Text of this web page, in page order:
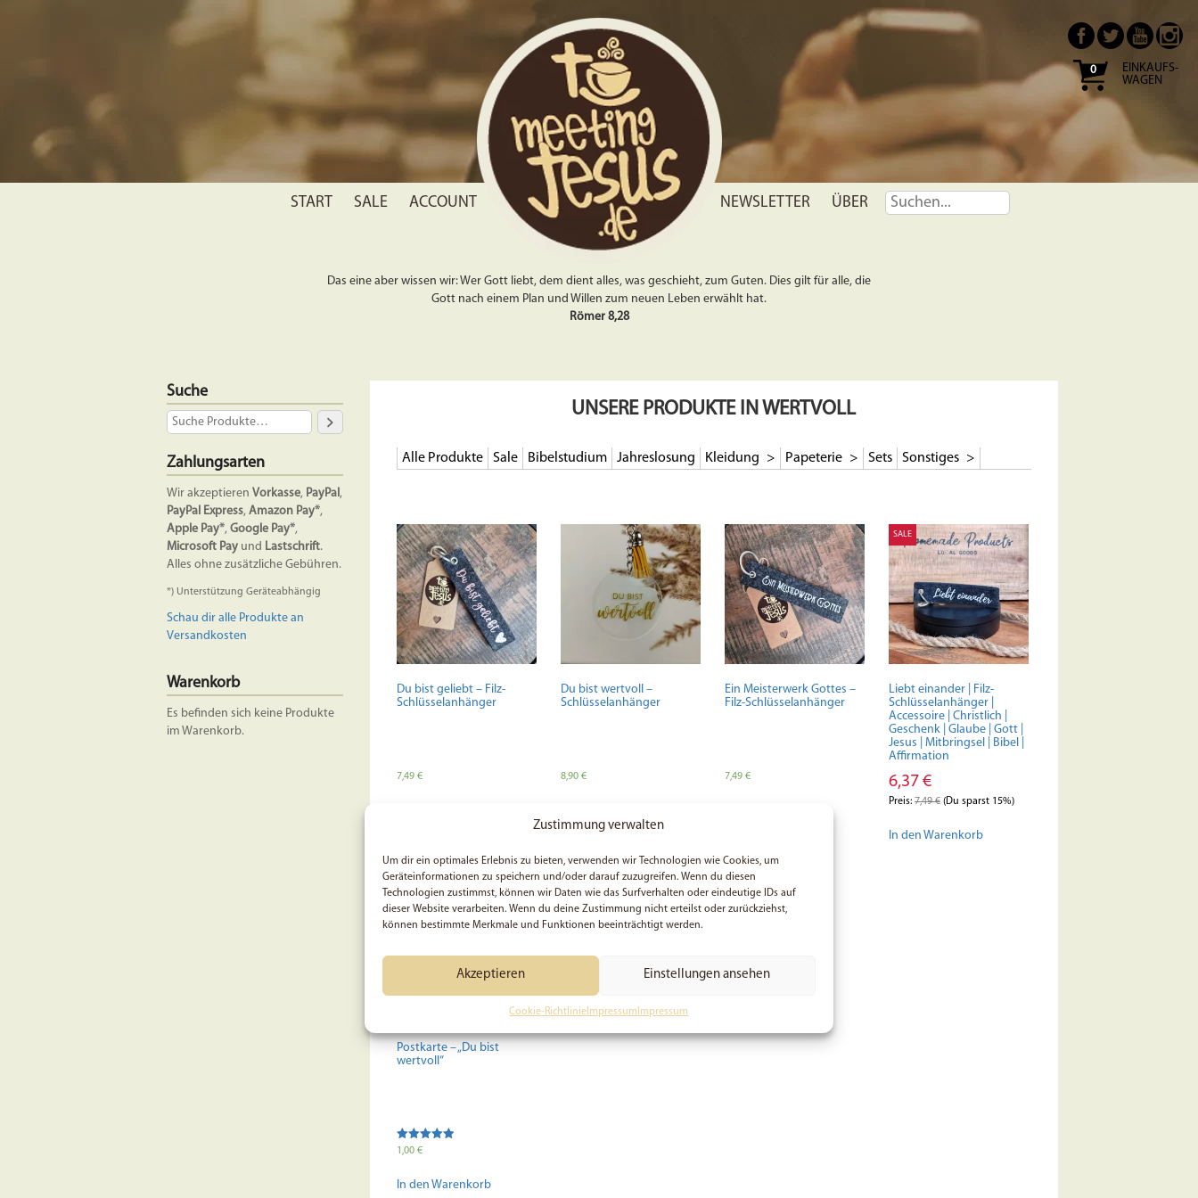
Zustimmung verwalten
Um dir ein optimales Erlebnis zu bieten, verwenden wir Technologien wie Cookies, um
Geräteinformationen zu speichern und/oder darauf zuzugreifen. Wenn du diesen
Technologien zustimmst, können wir Daten wie das Surfverhalten oder eindeutige IDs auf
dieser Website verarbeiten. Wenn du deine Zustimmung nicht erteilst oder zurückziehst,
können bestimmte Merkmale und Funktionen beeinträchtigt werden.
Akzeptieren Einstellungen ansehen
Cookie-Richtlinie Impressum Impressum
0
EINKAUFS-
WAGEN
START SALE ACCOUNT NEWSLETTER ÜBER
Das eine aber wissen wir: Wer Gott liebt, dem dient alles, was geschieht, zum Guten. Dies gilt für alle, die
Gott nach einem Plan und Willen zum neuen Leben erwählt hat.
Römer 8,28
Suche
Zahlungsarten
Wir akzeptieren Vorkasse, PayPal,
PayPal Express, Amazon Pay*,
Apple Pay*, Google Pay*,
Microsoft Pay und Lastschrift.
Alles ohne zusätzliche Gebühren.
*) Unterstützung Geräteabhängig
Schau dir alle Produkte an
Versandkosten
Warenkorb
Es befinden sich keine Produkte
im Warenkorb.
UNSERE PRODUKTE IN WERTVOLL
Alle Produkte Sale Bibelstudium Jahreslosung Kleidung Papeterie Sets Sonstiges
Du bist geliebt – Filz-
Schlüsselanhänger
7,49 €
Du bist wertvoll –
Schlüsselanhänger
8,90 €
Ein Meisterwerk Gottes –
Filz-Schlüsselanhänger
7,49 €
SALE
Liebt einander | Filz-
Schlüsselanhänger |
Accessoire | Christlich |
Geschenk | Glaube | Gott |
Jesus | Mitbringsel | Bibel |
Affirmation
6,37 €
Preis: 7,49€(Du sparst 15%)
In den Warenkorb
Postkarte – „Du bist
wertvoll“
Bewertet mit
1,00 €
In den Warenkorb